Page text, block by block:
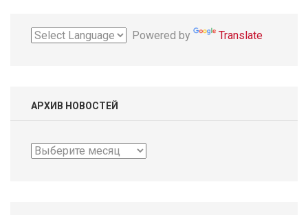
Powered by Translate
АРХИВ НОВОСТЕЙ
Архив